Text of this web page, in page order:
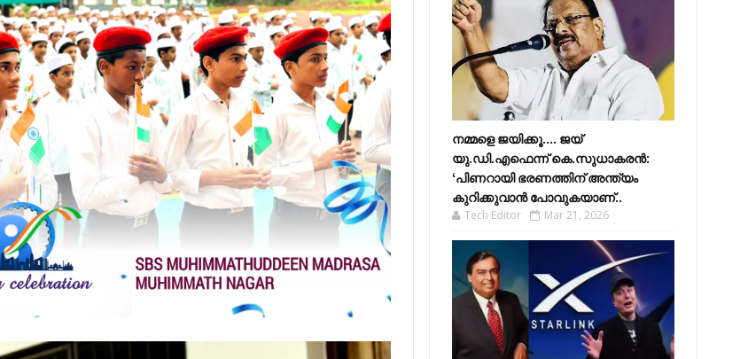
നമ്മളെ ജയിക്കൂ.... ജയ്
യു.ഡി.എഫെന്ന് കെ.സുധാകരൻ:
‘പിണറായി ഭരണത്തിന് അന്ത്യം
കുറിക്കുവാൻ പോവുകയാണ്..
Tech Editor Mar 21, 2026